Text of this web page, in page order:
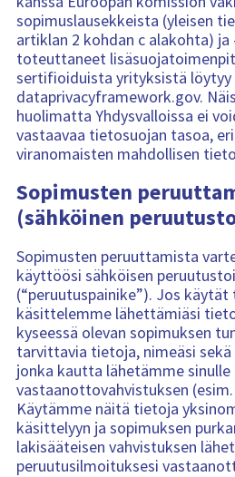
sopimuslausekkeista (yleisen
artiklan 2 kohdan c alakohta)
toteuttaneet
sertifioiduista yrityksistä
dataprivacyframework.gov.
huolimatta Yhdysvalloissa ei
vastaavaa tietosuojan tasoa,
viranomaisten mahdollisen
Sopimusten
(sähköinen
Sopimusten peruuttamista
käyttöösi sähköisen
(“peruutuspainike”). Jos
käsittelemme lähettämiäsi
kyseessä olevan sopimuksen
tarvittavia tietoja, nimeäsi
jonka kautta lähetämme sinulle
vastaanottovahvistuksen
Käytämme näitä tietoja
käsittelyyn ja sopimuksen
lakisääteisen vahvistuksen
peruutusilmoituksesi